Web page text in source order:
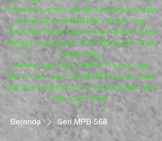
semuanya gratis, dan jika kebetulan Anda
memerlukan BANTUAN, Jangan ragu
untuk bertanya Kapan Saja, karena kami
dengan senang hati akan Membantu Anda
kapan saja,
Selama Jam Kerja AEDST. Di luar Jam
Kerja kami akan menghubungi Anda pada
Hari Kerja berikutnya, Terima Kasih atas
Dukungan Anda.
Beranda Seri MPB 568